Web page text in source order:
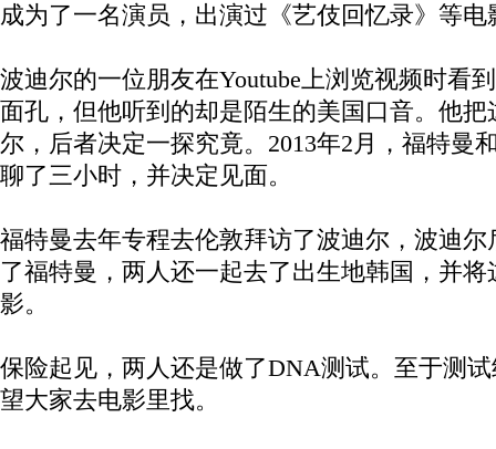
成为了一名演员，出演过《艺伎回忆录》等电
波迪尔的一位朋友在Youtube上浏览视频时看
面孔，但他听到的却是陌生的美国口音。他
尔，后者决定一探究竟。2013年2月，福特曼
聊了三小时，并决定见面。
福特曼去年专程去伦敦拜访了波迪尔，波迪
了福特曼，两人还一起去了出生地韩国，并
影。
保险起见，两人还是做了DNA测试。至于测
望大家去电影里找。